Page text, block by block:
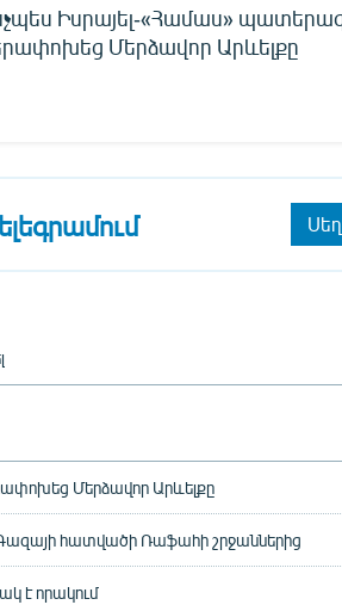
Իսրայել-«Համաս»
Մերձավոր Արևելքը
Մերձավոր Արևելքը
Գազայի հատվածի Ռաֆահի շրջաններից
է որակում